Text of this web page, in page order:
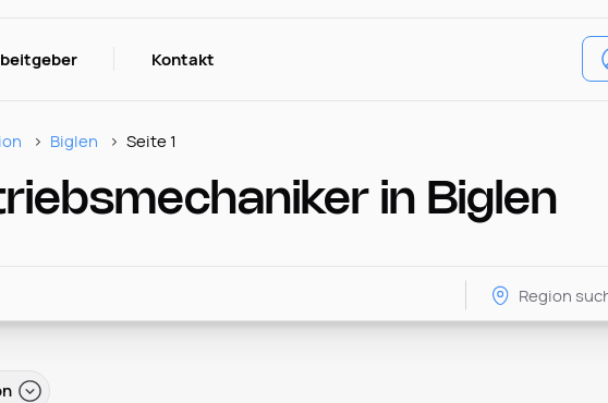
Kontakt
Biglen Seite 1
in Biglen